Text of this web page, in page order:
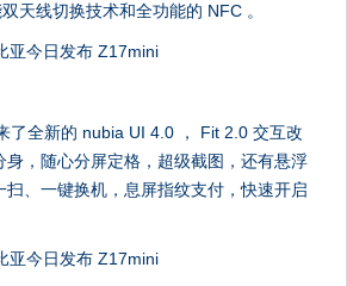
天线切换技术和全功能的 NFC 。
了全新的 nubia UI 4.0 ， Fit 2.0 交互改
身，随心分屏定格，超级截图，还有悬浮
扫、一键换机，息屏指纹支付，快速开启